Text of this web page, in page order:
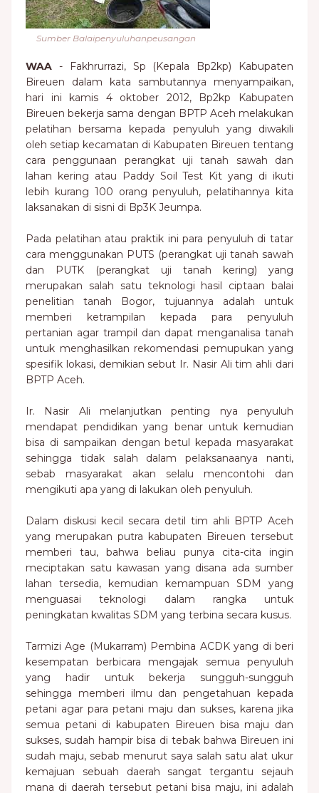
Sumber Balaipenyuluhanpeusangan
WAA - Fakhrurrazi, Sp (Kepala Bp2kp) Kabupaten
Bireuen dalam kata sambutannya menyampaikan,
hari ini kamis 4 oktober 2012, Bp2kp Kabupaten
Bireuen bekerja sama dengan BPTP Aceh melakukan
pelatihan bersama kepada penyuluh yang diwakili
oleh setiap kecamatan di Kabupaten Bireuen tentang
cara penggunaan perangkat uji tanah sawah dan
lahan kering atau Paddy Soil Test Kit yang di ikuti
lebih kurang 100 orang penyuluh, pelatihannya kita
laksanakan di sisni di Bp3K Jeumpa.
Pada pelatihan atau praktik ini para penyuluh di tatar
cara menggunakan PUTS (perangkat uji tanah sawah
dan PUTK (perangkat uji tanah kering) yang
merupakan salah satu teknologi hasil ciptaan balai
penelitian tanah Bogor, tujuannya adalah untuk
memberi ketrampilan kepada para penyuluh
pertanian agar trampil dan dapat menganalisa tanah
untuk menghasilkan rekomendasi pemupukan yang
spesifik lokasi, demikian sebut Ir. Nasir Ali tim ahli dari
BPTP Aceh.
Ir. Nasir Ali melanjutkan penting nya penyuluh
mendapat pendidikan yang benar untuk kemudian
bisa di sampaikan dengan betul kepada masyarakat
sehingga tidak salah dalam pelaksanaanya nanti,
sebab masyarakat akan selalu mencontohi dan
mengikuti apa yang di lakukan oleh penyuluh.
Dalam diskusi kecil secara detil tim ahli BPTP Aceh
yang merupakan putra kabupaten Bireuen tersebut
memberi tau, bahwa beliau punya cita-cita ingin
meciptakan satu kawasan yang disana ada sumber
lahan tersedia, kemudian kemampuan SDM yang
menguasai teknologi dalam rangka untuk
peningkatan kwalitas SDM yang terbina secara kusus.
Tarmizi Age (Mukarram) Pembina ACDK yang di beri
kesempatan berbicara mengajak semua penyuluh
yang hadir untuk bekerja sungguh-sungguh
sehingga memberi ilmu dan pengetahuan kepada
petani agar para petani maju dan sukses, karena jika
semua petani di kabupaten Bireuen bisa maju dan
sukses, sudah hampir bisa di tebak bahwa Bireuen ini
sudah maju, sebab menurut saya salah satu alat ukur
kemajuan sebuah daerah sangat tergantu sejauh
mana di daerah tersebut petani bisa maju, ini adalah